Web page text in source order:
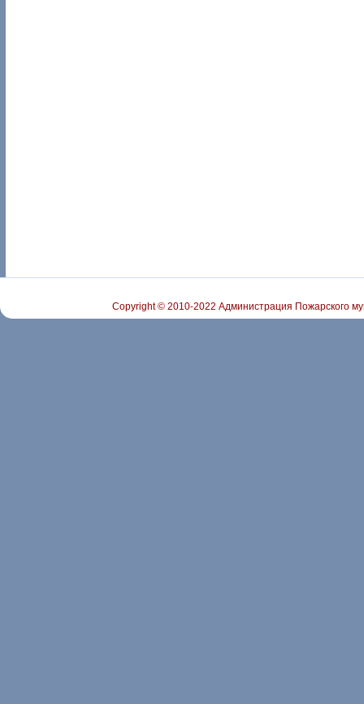
Copyright © 2010-2022 Администрация Пожарского